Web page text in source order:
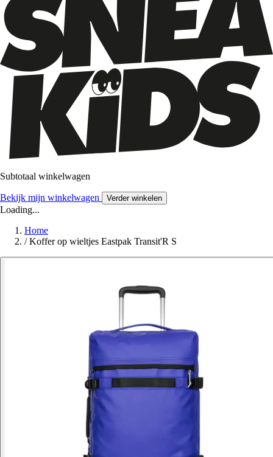
Subtotaal winkelwagen
Bekijk mijn winkelwagen Verder winkelen
Loading...
Home
/ Koffer op wieltjes Eastpak Transit'R S